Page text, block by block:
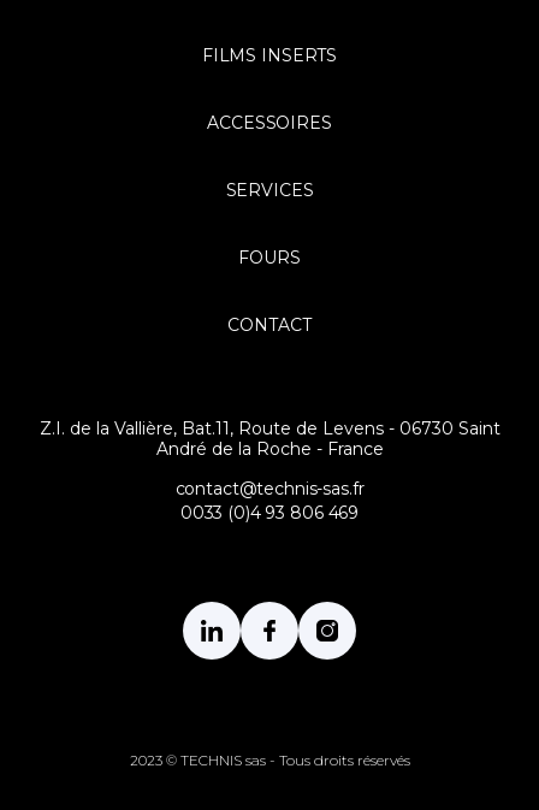
FILMS INSERTS
ACCESSOIRES
SERVICES
FOURS
CONTACT
Z.I. de la Vallière, Bat.11, Route de Levens - 06730 Saint
André de la Roche - France
contact@technis-sas.fr
0033 (0)4 93 806 469
2023 © TECHNIS sas - Tous droits réservés